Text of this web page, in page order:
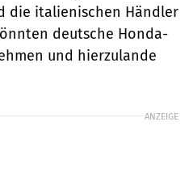
die italienischen Händler
deutsche Honda-
und hierzulande
ANZEIGE